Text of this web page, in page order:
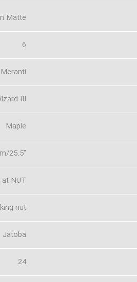
Matte
6
Meranti
III
Maple
25.5"
NUT
nut
Jatoba
24